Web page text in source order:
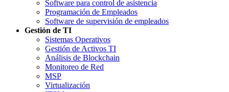
Software para control de asistencia
Programación de Empleados
Software de supervisión de empleados
Gestión de TI
Sistemas Operativos
Gestión de Activos TI
Análisis de Blockchain
Monitoreo de Red
MSP
Virtualización